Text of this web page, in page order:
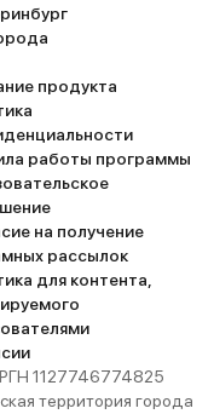
продукта
работы программы
на получение
рассылок
для контента,
1127746774825
территория города